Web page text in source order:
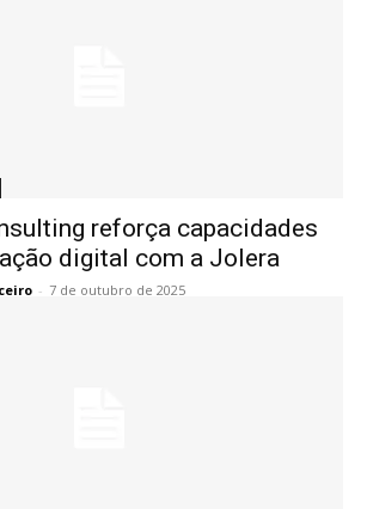
reforça capacidades
digital com a Jolera
- 7 de outubro de 2025